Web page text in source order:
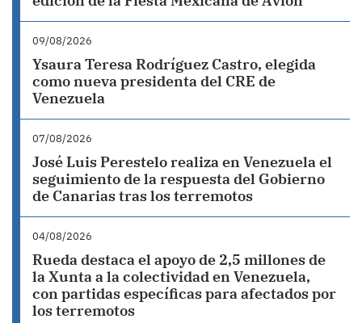
09/08/2026
Ysaura Teresa Rodríguez Castro, elegida
como nueva presidenta del CRE de
Venezuela
07/08/2026
José Luis Perestelo realiza en Venezuela el
seguimiento de la respuesta del Gobierno
de Canarias tras los terremotos
04/08/2026
Rueda destaca el apoyo de 2,5 millones de
la Xunta a la colectividad en Venezuela,
con partidas específicas para afectados por
los terremotos